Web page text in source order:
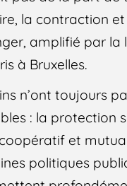
la contraction
amplifié par la
à Bruxelles.
n’ont toujours
: la protection
et
politiques